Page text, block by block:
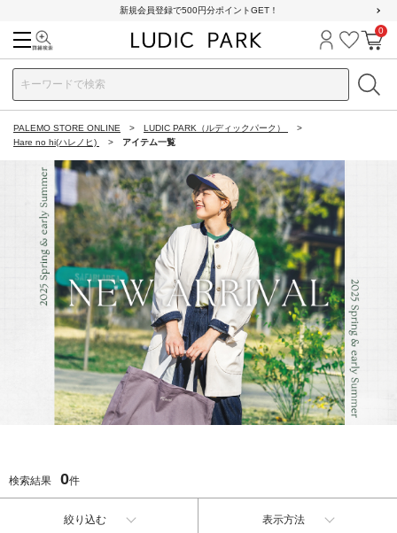
新規会員登録で500円分ポイントGET！
ログイン
お気に
カ
0
PALEMO STORE ONLINE
LUDIC PARK（ルディックパーク）
Hare no hi(ハレノヒ)
アイテム一覧
検索結果 0件
絞り込む 表示方法